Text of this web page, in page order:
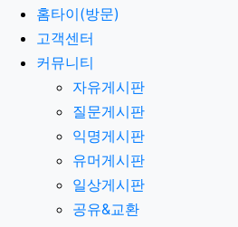
홈타이(방문)
고객센터
커뮤니티
자유게시판
질문게시판
익명게시판
유머게시판
일상게시판
공유&교환